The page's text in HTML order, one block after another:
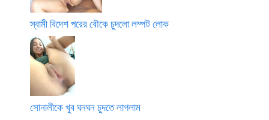
স্বামী বিদেশ পরের বৌকে চুদলো লম্পট লোক
সোনালীকে খুব ঘনঘন চুদতে লাগলাম